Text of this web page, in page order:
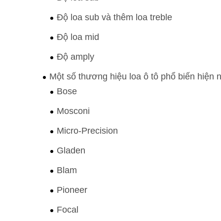
Độ loa sub và thêm loa treble
Độ loa mid
Độ amply
Một số thương hiệu loa ô tô phổ biến hiện
Bose
Mosconi
Micro-Precision
Gladen
Blam
Pioneer
Focal